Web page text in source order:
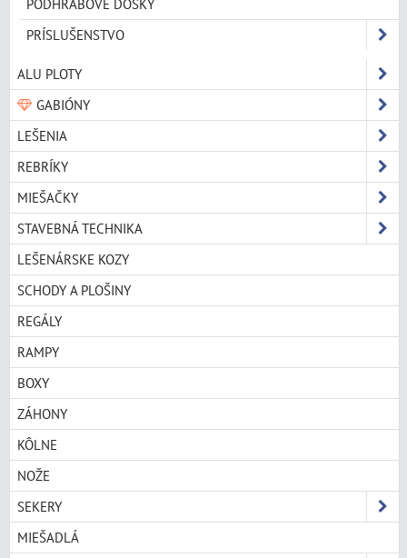
PODHRABOVÉ DOSKY
PRÍSLUŠENSTVO
ALU PLOTY
GABIÓNY
LEŠENIA
REBRÍKY
MIEŠAČKY
STAVEBNÁ TECHNIKA
LEŠENÁRSKE KOZY
SCHODY A PLOŠINY
REGÁLY
RAMPY
BOXY
ZÁHONY
KÔLNE
NOŽE
SEKERY
MIEŠADLÁ